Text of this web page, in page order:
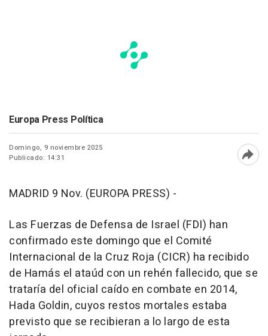
Europa Press Política
Domingo, 9 noviembre 2025
Publicado: 14:31
MADRID 9 Nov. (EUROPA PRESS) -
Las Fuerzas de Defensa de Israel (FDI) han
confirmado este domingo que el Comité
Internacional de la Cruz Roja (CICR) ha recibido
de Hamás el ataúd con un rehén fallecido, que se
trataría del oficial caído en combate en 2014,
Hada Goldin, cuyos restos mortales estaba
previsto que se recibieran a lo largo de esta